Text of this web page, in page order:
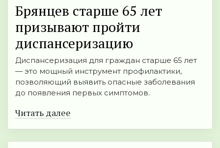
Брянцев старше 65 лет
призывают пройти
диспансеризацию
Диспансеризация для граждан старше 65 лет
— это мощный инструмент профилактики,
позволяющий выявить опасные заболевания
до появления первых симптомов.
Читать далее